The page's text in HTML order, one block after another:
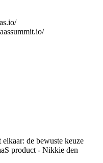
de bewuste keuze
product - Nikkie den